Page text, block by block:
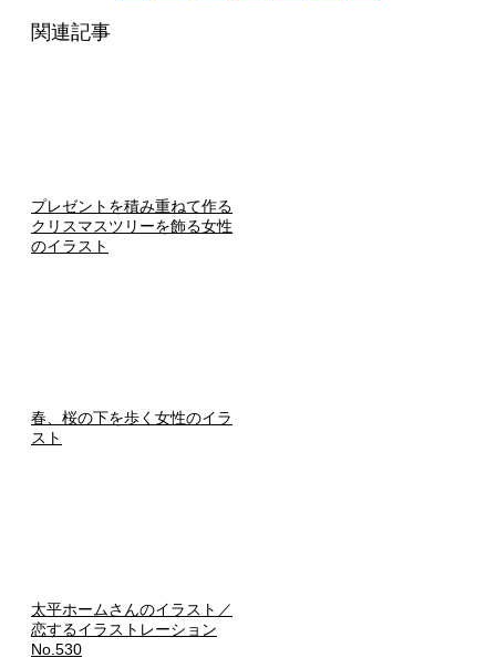
関連記事
プレゼントを積み重ねて作る
クリスマスツリーを飾る女性
のイラスト
春、桜の下を歩く女性のイラ
スト
太平ホームさんのイラスト／
恋するイラストレーション
No.530